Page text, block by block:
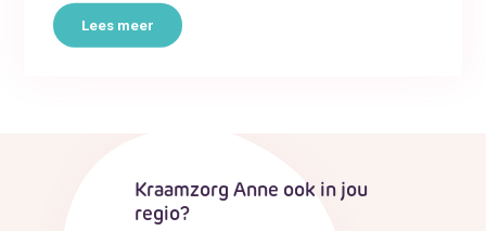
Lees meer
Kraamzorg Anne ook in jou
regio?